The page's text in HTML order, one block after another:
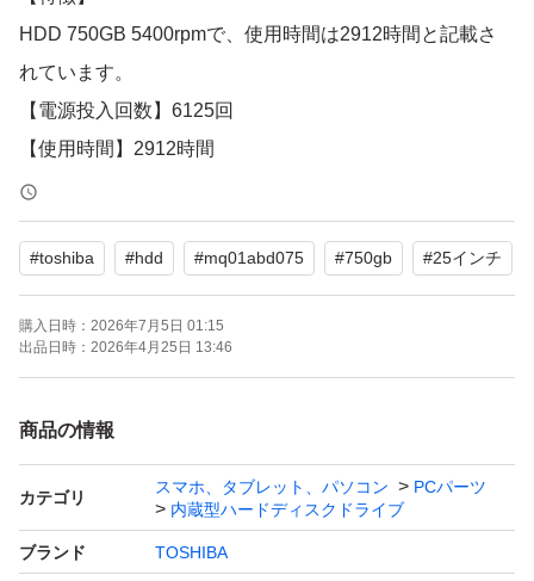
HDD 750GB 5400rpmで、使用時間は2912時間と記載さ
れています。
【電源投入回数】6125回
【使用時間】2912時間
データ抹消済みです。
「crystal disk info」の結果書をお付けし、プチプチで巻
き、ゆうパケットポストminiで発送致します。
出品時にチェックはしておりますが、
精密機械につき到着時の動作は保証できません。
よろしくお願いいたします。
評価0の方、挨拶なしの方取引しません。購入してもキャ
#toshiba #hdd #mq01abd075 #750gb #25インチ
購入日時： 2026年7月5日 01:15
出品日時： 2026年4月25日 13:46
商品の情報
カテゴリ
スマホ、タブレット、パソコン
PCパーツ
内蔵型ハードディスクドライブ
ブランド TOSHIBA